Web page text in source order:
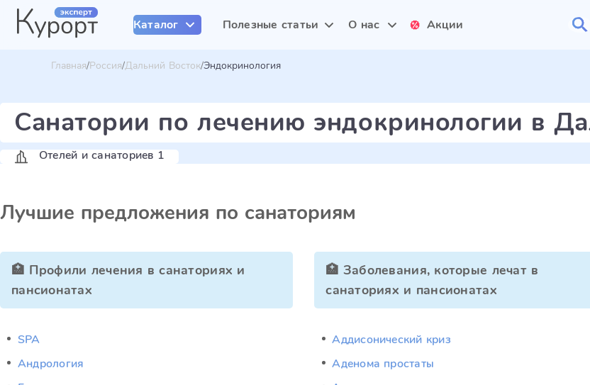
Каталог Полезные статьи О нас Акции
Главная Россия Дальний Восток Эндокринология
Санатории по лечению эндокринологии в
Отелей и санаториев 1
Лучшие предложения по санаториям
🏥 Профили лечения в санаториях и
пансионатах
SPA
Андрология
🏥 Заболевания, которые лечат в
санаториях и пансионатах
Аддисонический криз
Аденома простаты